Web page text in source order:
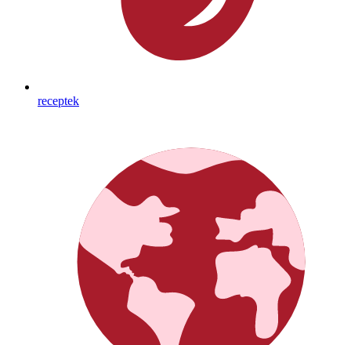
receptek